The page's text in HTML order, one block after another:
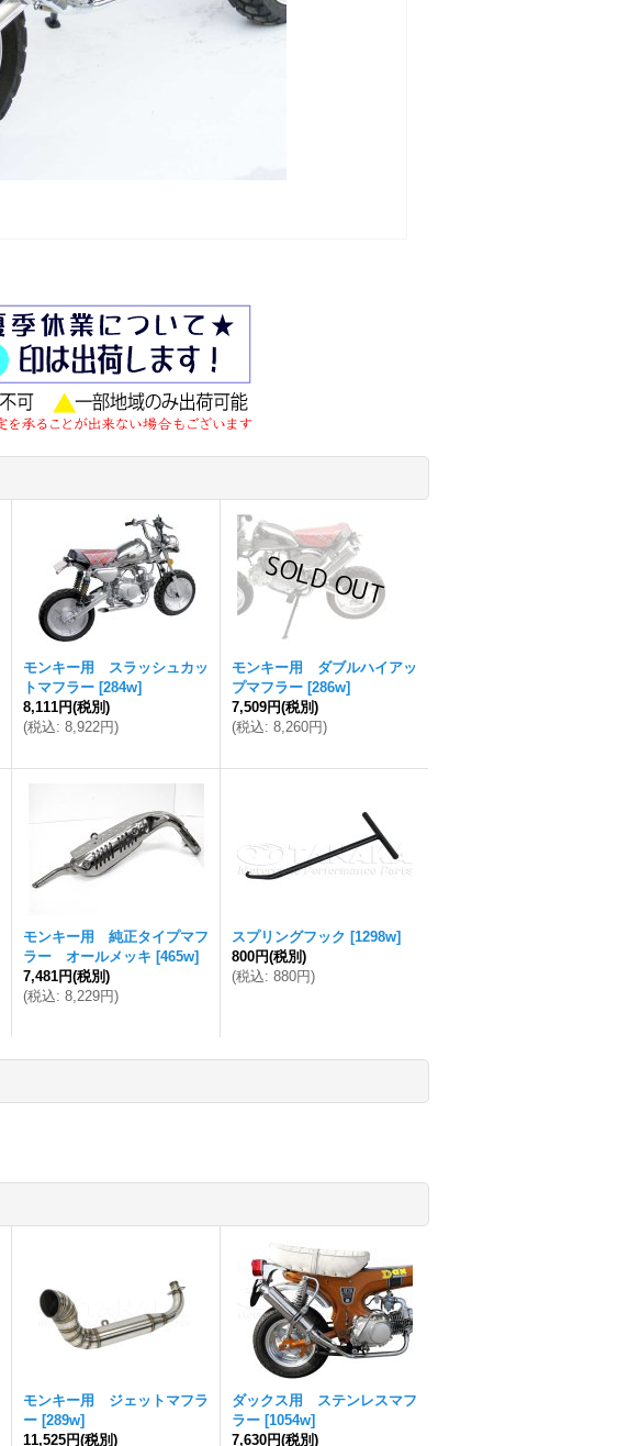
モンキー用 スラッシュカッ
トマフラー [284w]
8,111円(税別)
(税込: 8,922円)
モンキー用 ダブルハイアッ
プマフラー [286w]
7,509円(税別)
(税込: 8,260円)
モンキー用 純正タイプマフ
ラー オールメッキ [465w]
7,481円(税別)
(税込: 8,229円)
スプリングフック [1298w]
800円(税別)
(税込: 880円)
モンキー用 ジェットマフラ
ー [289w]
11,525円(税別)
ダックス用 ステンレスマフ
ラー [1054w]
7,630円(税別)